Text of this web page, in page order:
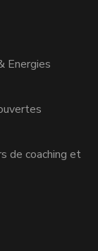
Energies
de coaching et